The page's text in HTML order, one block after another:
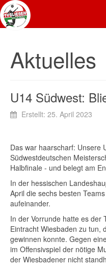
Aktuelles
U14 Südwest:
Erstellt: 25. April 2023
Das war haarscharf: Unsere
Südwestdeutschen
Halbfinale - und belegt am
In der hessischen
April die sechs besten
aufeinander.
In der Vorrunde hatte es der
Eintracht Wiesbaden zu tun,
gewinnen konnte. Gegen
im Offensivspiel der nötige
der Wiesbadener nicht